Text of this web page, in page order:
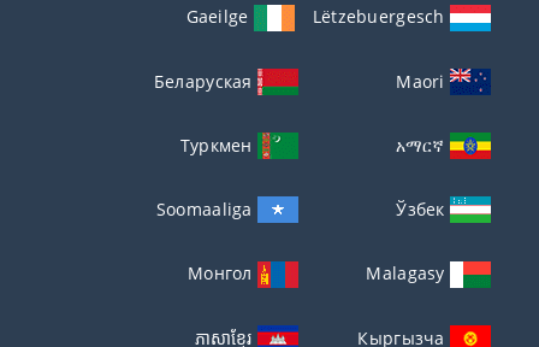
Lëtzebuergesch
Gaeilge
Maori
Беларуская
አማርኛ
Туркмен
Ўзбек
Soomaaliga
Malagasy
Монгол
Кыргызча
ភាសាខ្មែរ